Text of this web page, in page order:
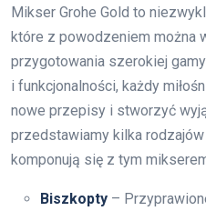
Mikser Grohe Gold to
które z powodzeniem można
przygotowania szerokiej
i funkcjonalności, każdy
nowe przepisy i stworzyć
przedstawiamy kilka
komponują się z tym
Biszkopty –